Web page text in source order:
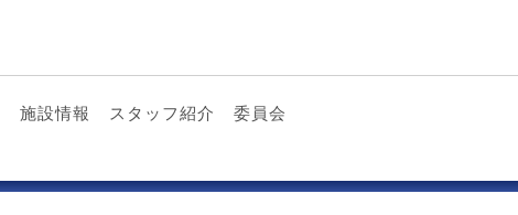
施設情報 スタッフ紹介
委員会